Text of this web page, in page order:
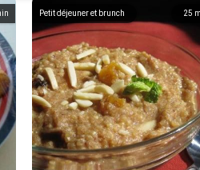
25
Petit déjeuner et brunch